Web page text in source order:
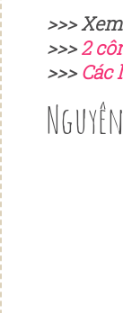
>>>
>>>2
>>>Các